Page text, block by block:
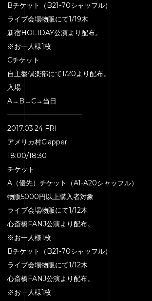
ACCESS
Bチケット（B21-70シャッフル）
ライブ会場物販にて1/19木
新宿HOLIDAY公演より配布。
※お一人様1枚
Cチケット
自主盤倶楽部にて1/20より配布。
入場
A→B→C→当日
———————————
2017.03.24 FRI
アメリカ村Clapper
18:00/18:30
チケット
A（優先）チケット（A1-A20シャッフル）
物販5000円以上購入者対象
ライブ会場物販にて1/12木
心斎橋FANJ公演より配布。
※お一人様1枚
Bチケット（B21-70シャッフル）
ライブ会場物販にて1/12木
心斎橋FANJ公演より配布。
※お一人様1枚